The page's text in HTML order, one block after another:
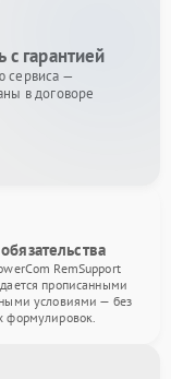
с гарантией
сервиса —
в договоре
RemSupport
прописанными
условиями — без
формулировок.